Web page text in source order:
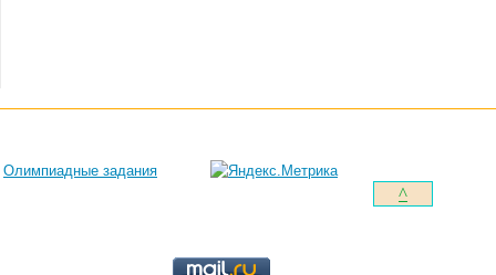
Олимпиадные задания
^